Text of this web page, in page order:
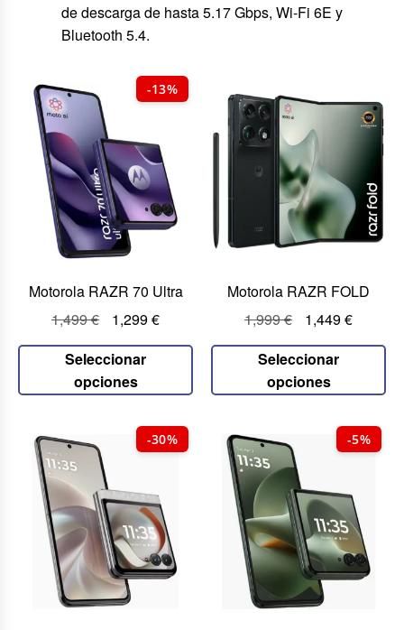
de descarga de hasta 5.17 Gbps, Wi-Fi 6E y
Bluetooth 5.4.
-13%
Motorola RAZR 70 Ultra
1,499€ 1,299€
Seleccionar
opciones
Motorola RAZR FOLD
1,999€ 1,449€
Seleccionar
opciones
-30% -5%